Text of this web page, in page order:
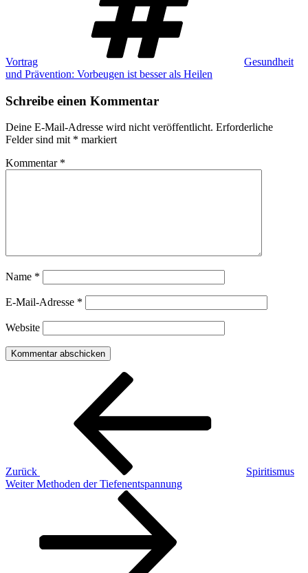
Vortrag
Gesundheit
und Prävention: Vorbeugen ist besser als Heilen
Schreibe einen Kommentar
Deine E-Mail-Adresse wird nicht veröffentlicht. Erforderliche
Felder sind mit * markiert
Kommentar *
Name *
E-Mail-Adresse *
Website
Beitragsnavigation
Zurück
Spiritismus
Nächster
Weiter Methoden der Tiefenentspannung